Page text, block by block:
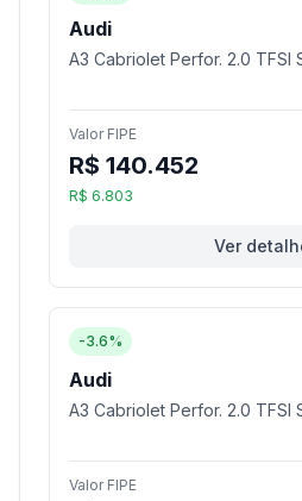
Audi
A3 Cabriolet Perfor. 2.0 TFSI
Valor FIPE
R$ 140.452
R$ 6.803
Ver
-3.6%
Audi
A3 Cabriolet Perfor. 2.0 TFSI
Valor FIPE